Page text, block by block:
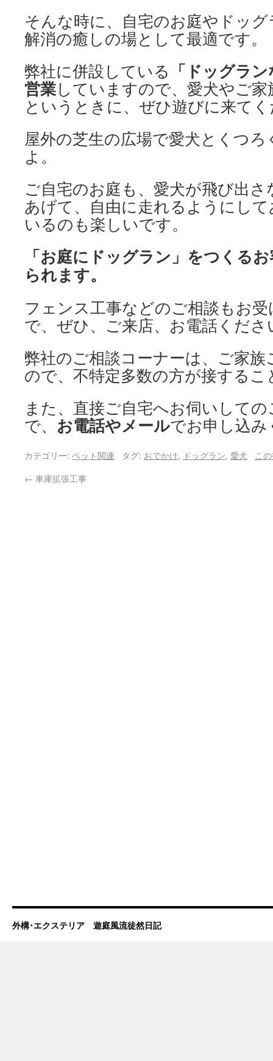
そんな時に、自宅のお庭やドッ
解消の癒しの場として最適です。
弊社に併設している 「ドッグラ
営業していますので、愛犬やご
というときに、ぜひ遊びに来て
屋外の芝生の広場で愛犬とくつ
よ。
ご自宅のお庭も、愛犬が飛び出
あげて、自由に走れるようにし
いるのも楽しいです。
「お庭にドッグラン」をつくる
られます。
フェンス工事などのご相談もお
で、ぜひ、ご来店、お電話くださ
弊社のご相談コーナーは、ご家
ので、不特定多数の方が接する
また、直接ご自宅へお伺いして
で、 お電話やメールでお申し込
カテゴリー: ペット関連 タグ: おでかけ, ドッグラン, 愛犬
こ
← 車庫拡張工事
外構･エクステリア 遊庭風流徒然日記